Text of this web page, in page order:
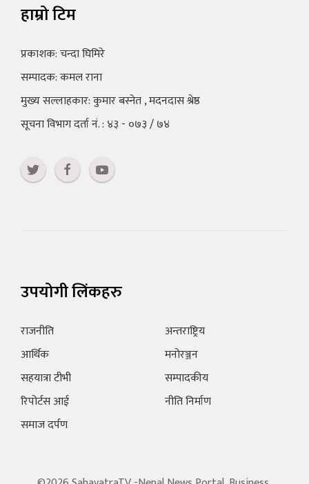
हाम्रो टिम
प्रकाशक: चन्दा घिमिरे
सम्पादक: कमल राना
मुख्य सल्लाहकार: कुमार बस्नेत , मदनदास श्रेष्ठ
सूचना विभाग दर्ता नं. : ४३ - ०७३ / ७४
उपयोगी लिंकहरु
राजनीति
आर्थिक
सहयात्रा टीभी
रिपोर्टस आई
समाज दर्पण
अन्तराष्ट्रिय
मनोरञ्जन
सम्पादकीय
नीति निर्माण